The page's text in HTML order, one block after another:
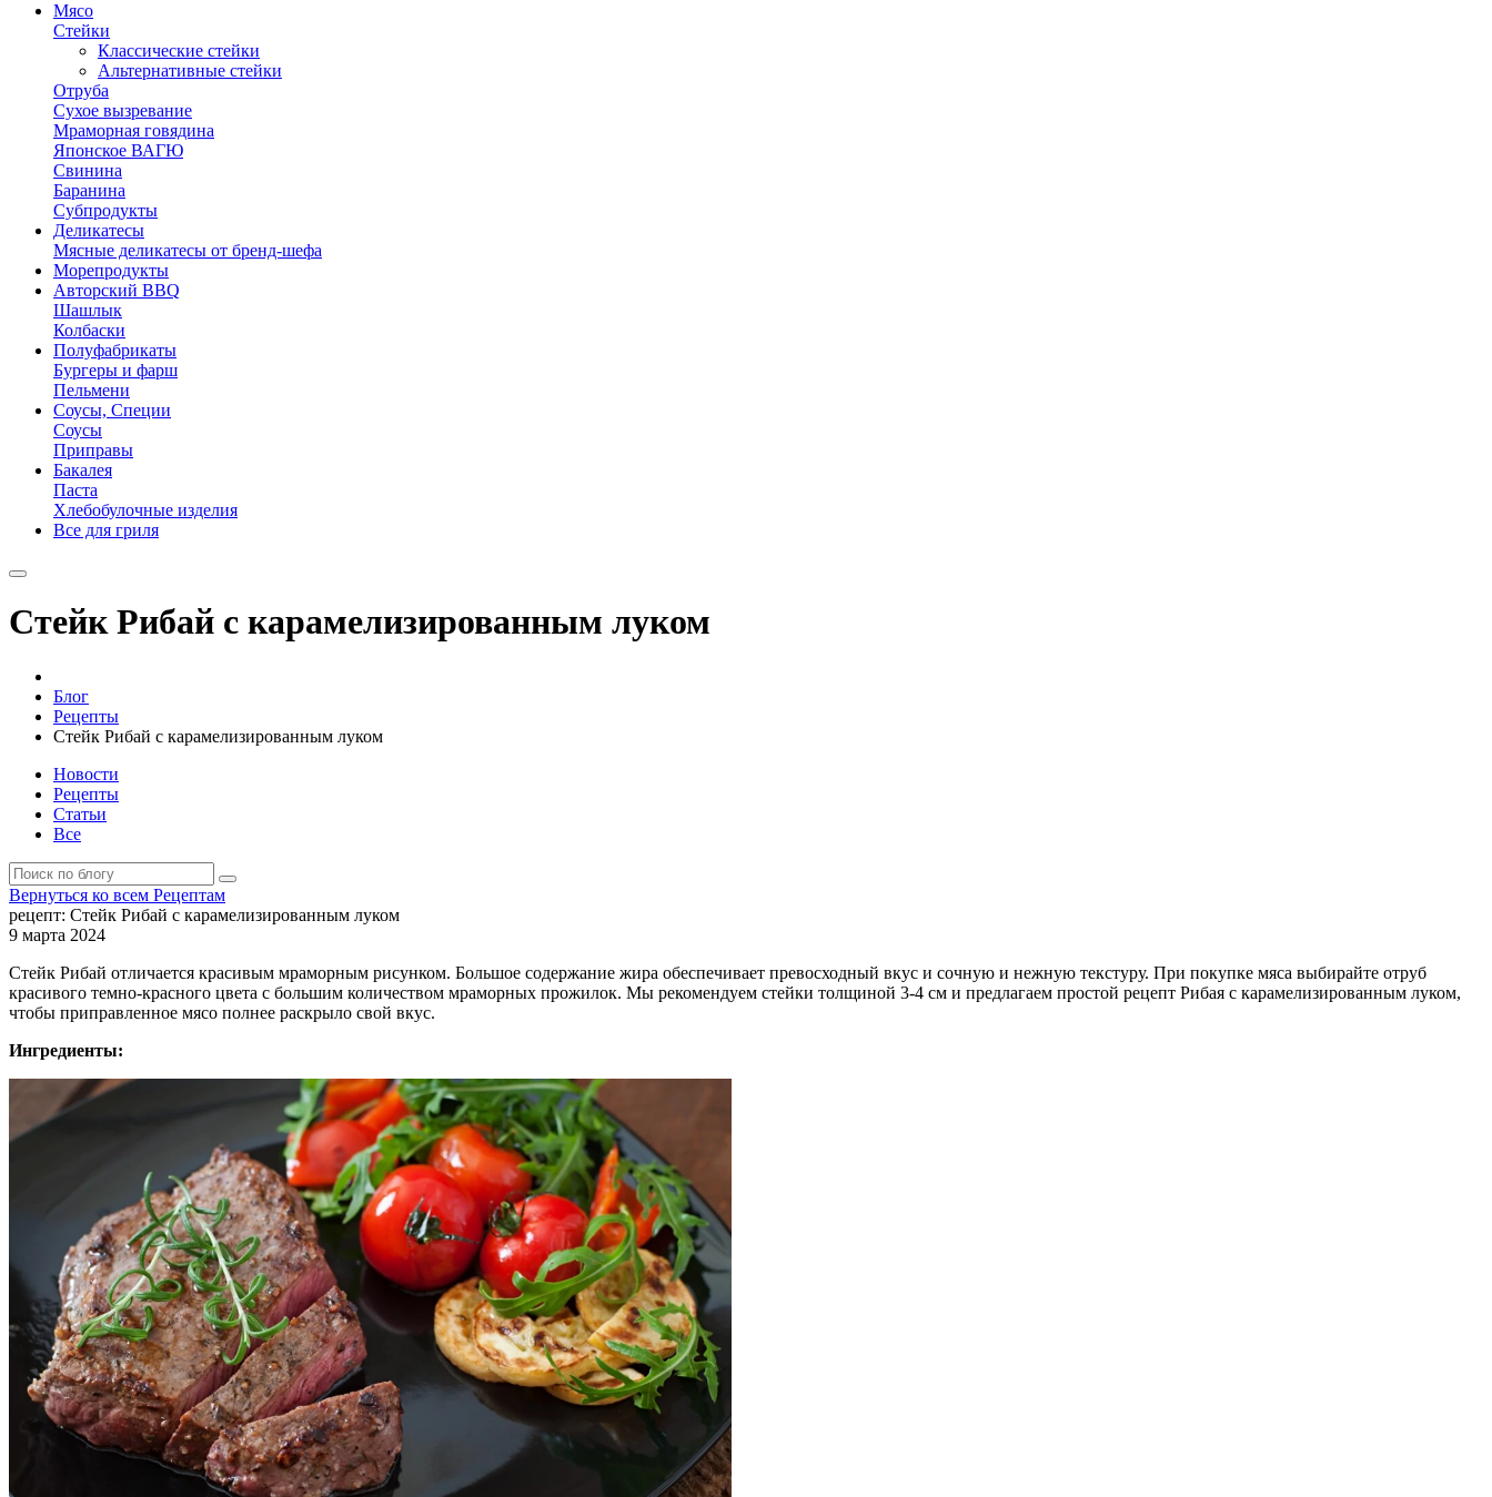
Мясо
Стейки
Классические стейки
Альтернативные стейки
Отруба
Сухое вызревание
Мраморная говядина
Японское ВАГЮ
Свинина
Баранина
Субпродукты
Деликатесы
Мясные деликатесы от бренд-шефа
Морепродукты
Авторский BBQ
Шашлык
Колбаски
Полуфабрикаты
Бургеры и фарш
Пельмени
Соусы, Специи
Соусы
Приправы
Бакалея
Паста
Хлебобулочные изделия
Все для гриля
Стейк Рибай с карамелизированным луком
Блог
Рецепты
Стейк Рибай с карамелизированным луком
Новости
Рецепты
Статьи
Все
Вернуться ко всем Рецептам
рецепт: Стейк Рибай с карамелизированным луком
9 марта 2024
Стейк Рибай отличается красивым мраморным рисунком. Большое содержание жира обеспечивает превосходный вкус и сочную и нежную текстуру. При покупке мяса выбирайте отруб
красивого темно-красного цвета с большим количеством мраморных прожилок. Мы рекомендуем стейки толщиной 3-4 см и предлагаем простой рецепт Рибая с карамелизированным луком,
чтобы приправленное мясо полнее раскрыло свой вкус.
Ингредиенты: